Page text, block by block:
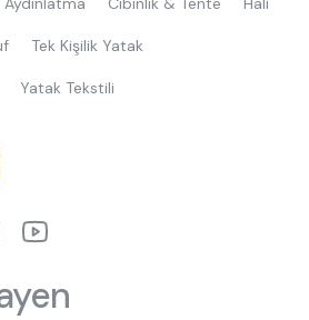
Tek Kişilik Yatak
Yatak Tekstili